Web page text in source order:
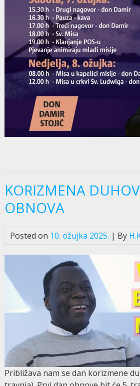
KORIZMENA
OBNOVA
Posted on 10. ožujka 2025. | By
Približava nam se dan korizmene